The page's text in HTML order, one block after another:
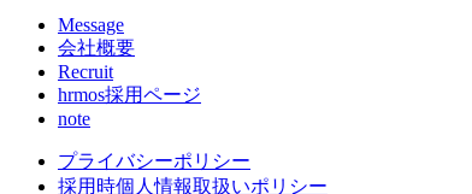
Message
会社概要
Recruit
hrmos採用ページ
note
プライバシーポリシー
採用時個人情報取扱いポリシー